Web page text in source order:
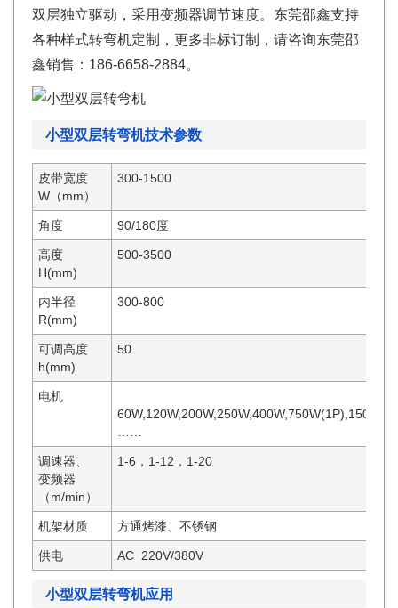
双层独立驱动，采用变频器调节速度。东莞邵鑫支持
各种样式转弯机定制，更多非标订制，请咨询东莞邵
鑫销售：186-6658-2884。
小型双层转弯机技术参数
皮带宽度
W（mm）
300-1500
角度 90/180度
高度
H(mm)
500-3500
内半径
R(mm)
300-800
可调高度
h(mm)
50
电机
调速器、
变频器
（m/min）
1-6，1-12，1-20
机架材质 方通烤漆、不锈钢
供电 AC 220V/380V
小型双层转弯机应用